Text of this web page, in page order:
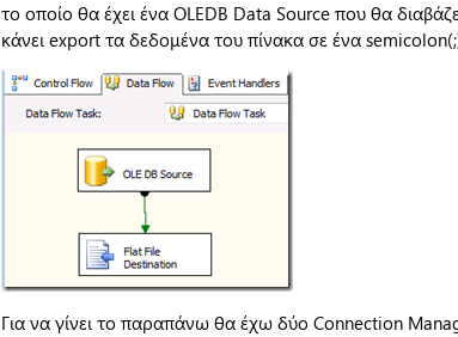
το οποίο θα έχει ένα OLEDB Data Source που θα
κάνει export τα δεδομένα του πίνακα σε ένα
Για να γίνει το παραπάνω θα έχω δύο Connection